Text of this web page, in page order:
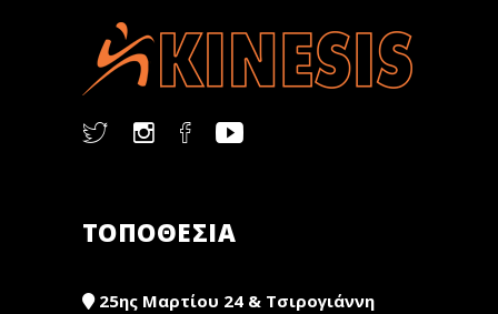
ΤΟΠΟΘΕΣΙΑ
25ης Μαρτίου 24 & Τσιρογιάννη